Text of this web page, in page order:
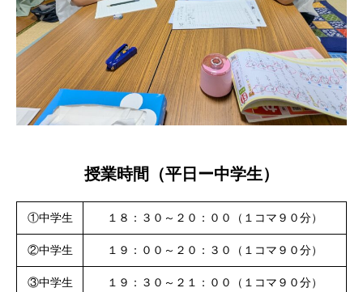
授業時間（平日ー中学生）
①中学生 １８：３０～２０：００（１コマ９０分）
②中学生 １９：００～２０：３０（１コマ９０分）
③中学生 １９：３０～２１：００（１コマ９０分）